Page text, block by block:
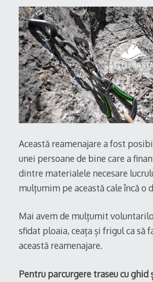
Această reamenajare a fost
unei persoane de bine care a
dintre materialele necesare
mulțumim pe această cale încă o
Mai avem de mulțumit
sfidat ploaia, ceața și frigul ca să
această reamenajare.
Pentru parcurgere traseu cu ghid